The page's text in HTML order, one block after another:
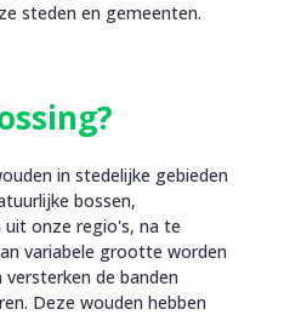
steden en gemeenten.
in stedelijke gebieden
bossen,
onze regio's, na te
variabele grootte worden
de banden
Deze wouden hebben